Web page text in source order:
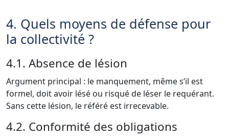
4. Quels moyens de défense pour
la collectivité ?
4.1. Absence de lésion
Argument principal : le manquement, même s’il est
formel, doit avoir lésé ou risqué de léser le requérant.
Sans cette lésion, le référé est irrecevable.
4.2. Conformité des obligations